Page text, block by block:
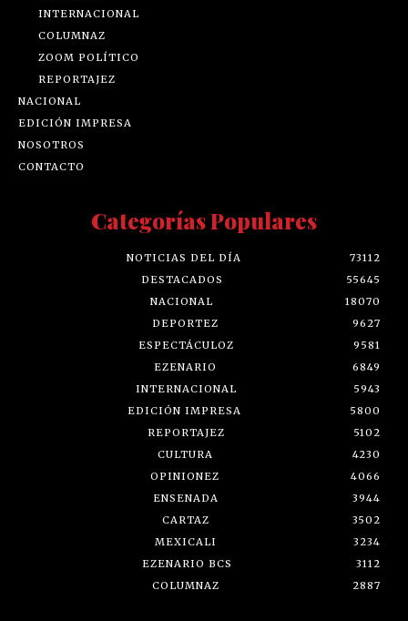
INTERNACIONAL
COLUMNAZ
ZOOM POLÍTICO
REPORTAJEZ
NACIONAL
EDICIÓN IMPRESA
NOSOTROS
CONTACTO
Categorías Populares
NOTICIAS DEL DÍA
73112
DESTACADOS
55645
NACIONAL
18070
DEPORTEZ
9627
ESPECTÁCULOZ
9581
EZENARIO
6849
INTERNACIONAL
5943
EDICIÓN IMPRESA
5800
REPORTAJEZ
5102
CULTURA
4230
OPINIONEZ
4066
ENSENADA
3944
CARTAZ
3502
MEXICALI
3234
EZENARIO BCS
3112
COLUMNAZ
2887